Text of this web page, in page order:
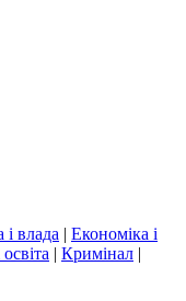
і влада | Економіка і
| Кримінал |